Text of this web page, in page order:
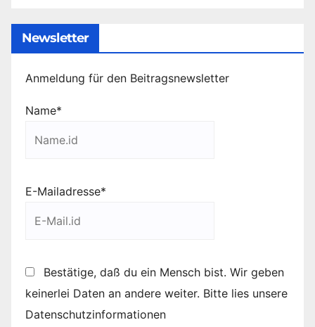
Newsletter
Anmeldung für den Beitragsnewsletter
Name*
E-Mailadresse*
Bestätige, daß du ein Mensch bist. Wir geben
keinerlei Daten an andere weiter. Bitte lies unsere
Datenschutzinformationen